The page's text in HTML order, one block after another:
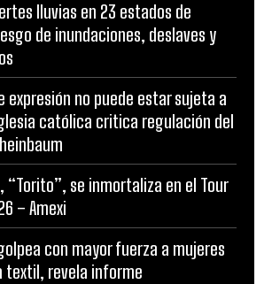
lluvias en 23 estados de
de inundaciones, deslaves y
expresión no puede estar sujeta a
católica critica regulación del
“Torito”, se inmortaliza en el Tour
– Amexi
con mayor fuerza a mujeres
textil, revela informe